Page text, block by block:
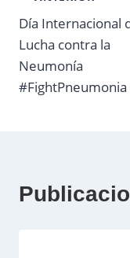
de
entradas
Día Internacional
Lucha contra la
Neumonía
#FightPneumonia